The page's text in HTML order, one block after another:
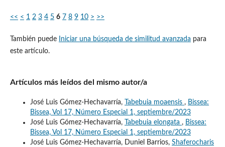
<< < 1 2 3 4 5 6 7 8 9 10 > >>
También puede Iniciar una búsqueda de similitud avanzada para
este artículo.
Artículos más leídos del mismo autor/a
José Luis Gómez-Hechavarría, Tabebuia moaensis , Bissea:
Bissea, Vol 17, Número Especial 1, septiembre/2023
José Luis Gómez-Hechavarría,
Tabebuia elongata , Bissea:
Bissea, Vol 17, Número Especial 1, septiembre/2023
José Luis Gómez-Hechavarría, Duniel Barrios, Shaferocharis